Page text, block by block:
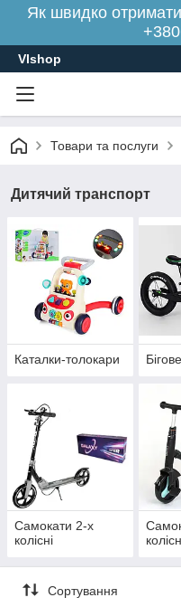
Як швидко
Vlshop
Товари та послуги
Дитячий транспорт
Каталки-толокари
Самокати 2-х
колісні
Сортування